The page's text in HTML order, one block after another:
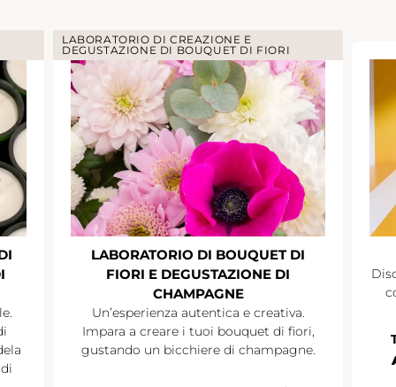
LABORATORIO DI CREAZIONE E
DEGUSTAZIONE DI BOUQUET DI FIORI
LABORATORIO DI BOUQUET DI
FIORI E DEGUSTAZIONE DI
CHAMPAGNE
Un’esperienza autentica e creativa.
Impara a creare i tuoi bouquet di fiori,
gustando un bicchiere di champagne.